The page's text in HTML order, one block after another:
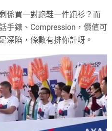
係買一對跑鞋一件跑衫？而
手錶、Compression，價值可
深陷，條數有排你計呀。